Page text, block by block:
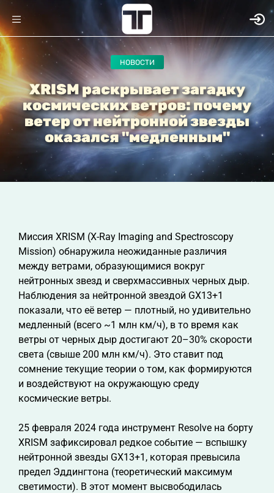
НОВОСТИ
XRISM раскрывает загадку
космических ветров: почему
ветер от нейтронной звезды
оказался "медленным"
Миссия XRISM (X-Ray Imaging and Spectroscopy
Mission) обнаружила неожиданные различия
между ветрами, образующимися вокруг
нейтронных звезд и сверхмассивных черных дыр.
Наблюдения за нейтронной звездой GX13+1
показали, что её ветер — плотный, но удивительно
медленный (всего ~1 млн км/ч), в то время как
ветры от черных дыр достигают 20–30% скорости
света (свыше 200 млн км/ч). Это ставит под
сомнение текущие теории о том, как формируются
и воздействуют на окружающую среду
космические ветры.
25 февраля 2024 года инструмент Resolve на борту
XRISM зафиксировал редкое событие — вспышку
нейтронной звезды GX13+1, которая превысила
предел Эддингтона (теоретический максимум
светимости). В этот момент высвободилась